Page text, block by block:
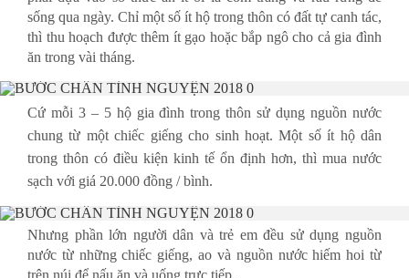
sống qua ngày. Chỉ một số ít hộ trong thôn có đất tự canh tác,
thì thu hoạch được thêm ít gạo hoặc bắp ngô cho cả gia đình
ăn trong vài tháng.
Cứ mỗi 3 – 5 hộ gia đình trong thôn sử dụng nguồn nước
chung từ một chiếc giếng cho sinh hoạt. Một số ít hộ dân
trong thôn có điều kiện kinh tế ổn định hơn, thì mua nước
sạch với giá 20.000 đồng / bình.
Nhưng phần lớn người dân và trẻ em đều sử dụng nguồn
nước từ những chiếc giếng, ao và nguồn nước hiếm hoi từ